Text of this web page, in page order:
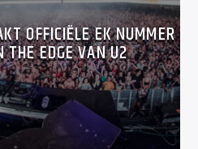
OFFICIËLE EK NUMMER
THE EDGE VAN U2